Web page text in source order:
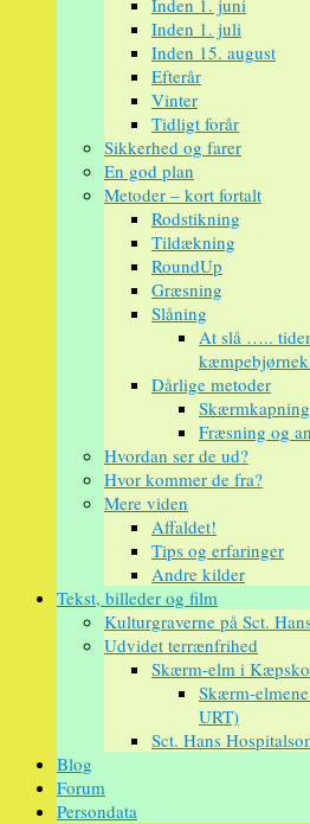
Inden 1. juni
Inden 1. juli
Inden 15. august
Efterår
Vinter
Tidligt forår
Sikkerhed og farer
En god plan
Metoder – kort fortalt
Rodstikning
Tildækning
RoundUp
Græsning
Slåning
At slå …..
Dårlige metoder
Skærmkapning
Fræsning og
Hvordan ser de ud?
Hvor kommer de fra?
Mere viden
Affaldet!
Tips og erfaringer
Andre kilder
Tekst, billeder og film
Kulturgraverne på Sct.
Udvidet terrænfrihed
Skærm-elm i
Skærm-
URT)
Sct. Hans
Blog
Forum
Persondata